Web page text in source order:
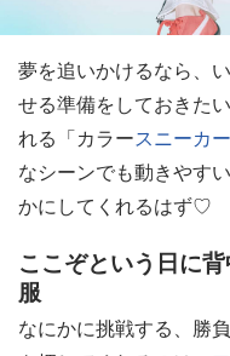
夢を追いかけるなら、
せる準備をしておきた
れる「カラースニーカー
なシーンでも動きやすい
かにしてくれるはず♡
ここぞという日に
服
なにかに挑戦する、勝